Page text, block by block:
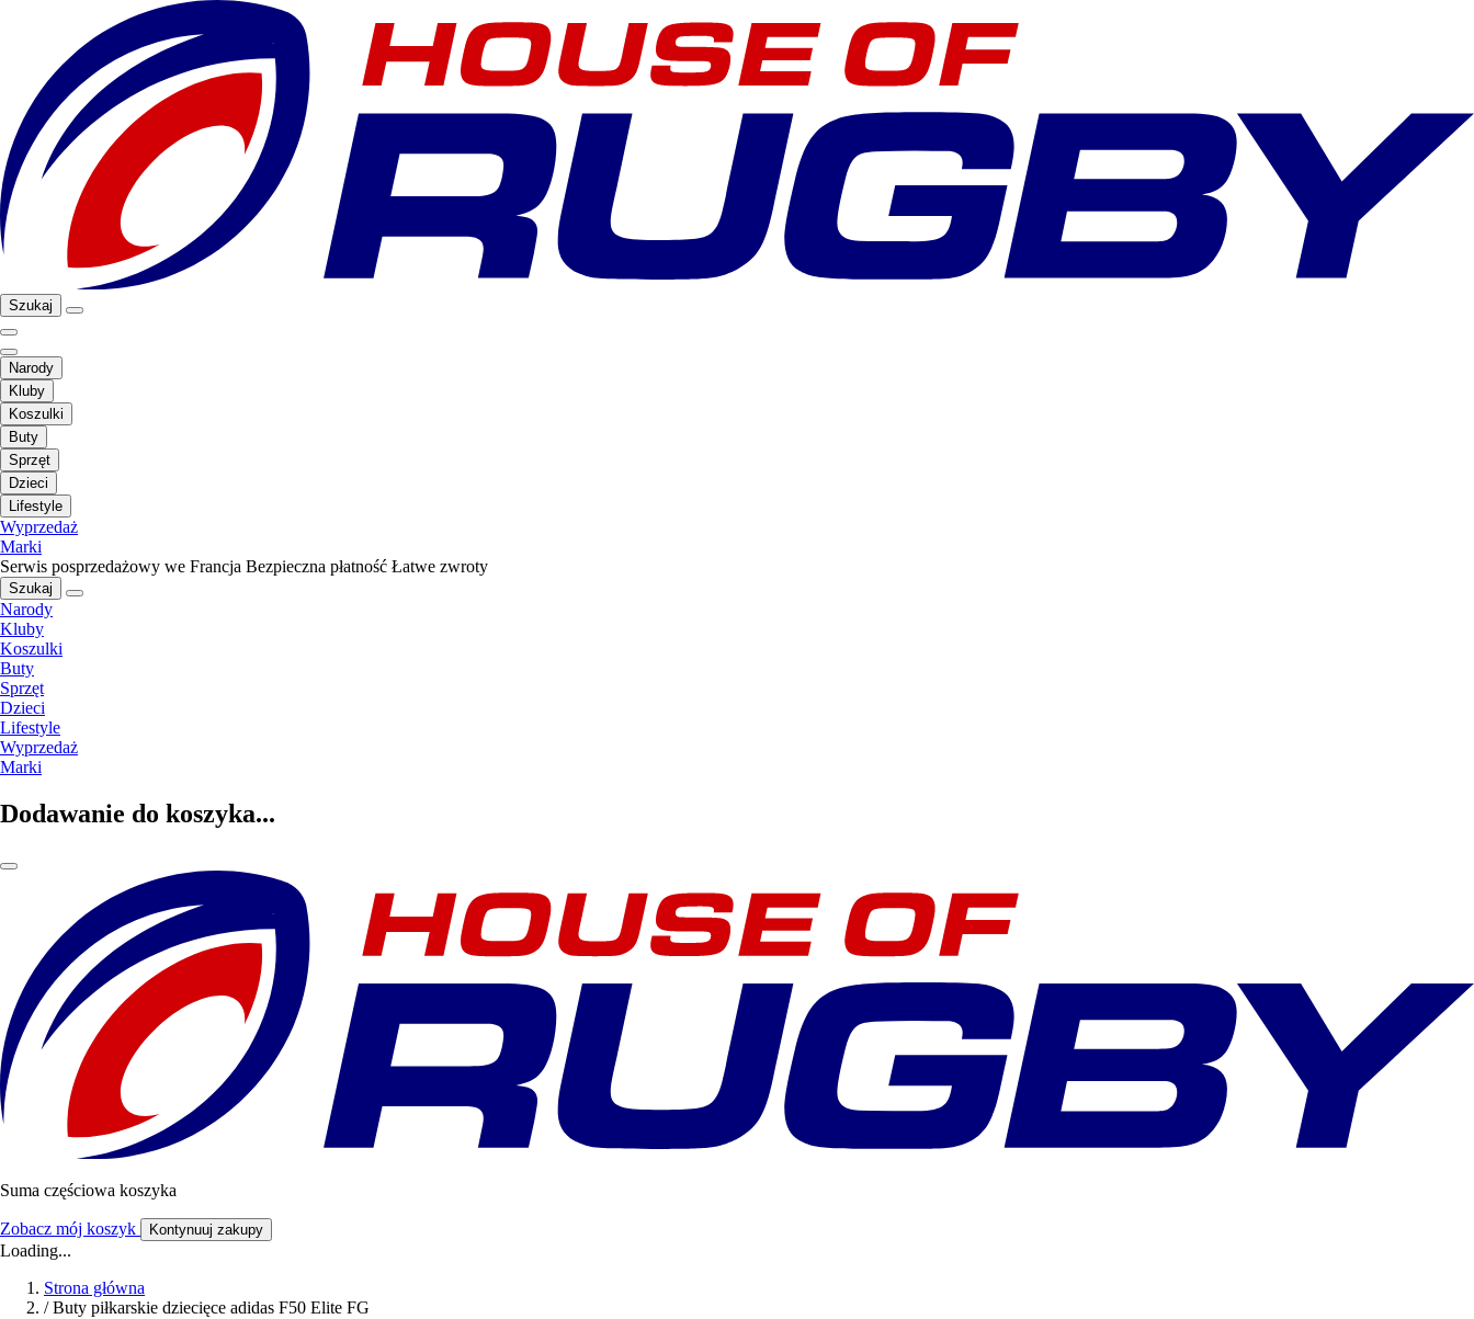
Szukaj
Narody
Kluby
Koszulki
Buty
Sprzęt
Dzieci
Lifestyle
Wyprzedaż
Marki
Serwis posprzedażowy we Francja Bezpieczna płatność Łatwe zwroty
Szukaj
Narody
Kluby
Koszulki
Buty
Sprzęt
Dzieci
Lifestyle
Wyprzedaż
Marki
Dodawanie do koszyka...
Suma częściowa koszyka
Zobacz mój koszyk Kontynuuj zakupy
Loading...
Strona główna
/ Buty piłkarskie dziecięce adidas F50 Elite FG